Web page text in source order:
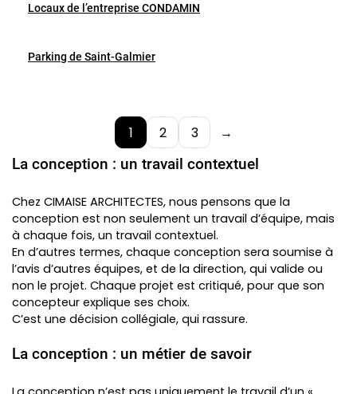
Locaux de l’entreprise CONDAMIN
Parking de Saint-Galmier
1 2 3
→
La conception : un travail contextuel
Chez CIMAISE ARCHITECTES, nous pensons que la
conception est non seulement un travail d’équipe, mais
à chaque fois, un travail contextuel.
En d’autres termes, chaque conception sera soumise à
l’avis d’autres équipes, et de la direction, qui valide ou
non le projet. Chaque projet est critiqué, pour que son
concepteur explique ses choix.
C’est une décision collégiale, qui rassure.
La conception : un métier de savoir